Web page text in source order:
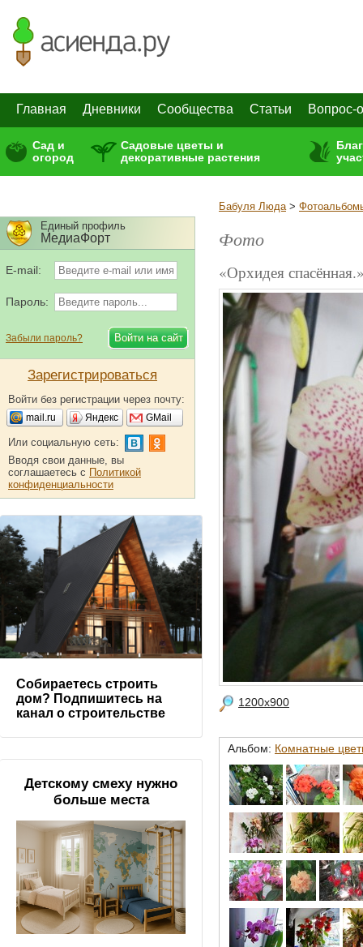
Главная Дневники Сообщества Статьи Вопрос-
Сад и
огород
Садовые цветы и
декоративные растения
Бабуля Люда>
Фото
«Орхидея
1200x900
Альбом: Комнатные
Единый профиль
МедиаФорт
E-mail:
Пароль:
Забыли пароль?
Зарегистрироваться
Войти без регистрации через почту:
mail.ru Яндекс GMail
Или социальную сеть:
Вводя свои данные, вы
соглашаетесь с Политикой
конфиденциальности
Собираетесь строить
дом? Подпишитесь на
канал о строительстве
Детскому смеху нужно
больше места